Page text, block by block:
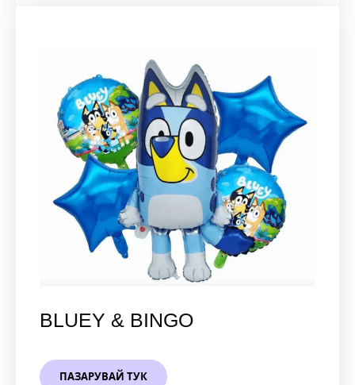
BLUEY & BINGO
ПАЗАРУВАЙ ТУК